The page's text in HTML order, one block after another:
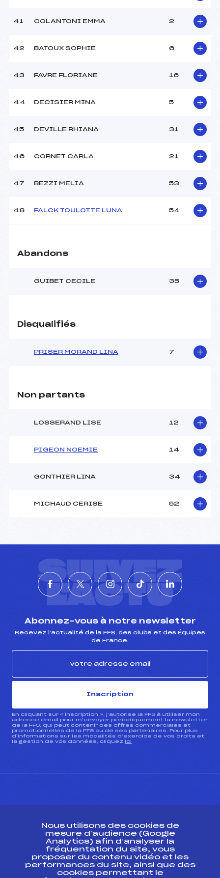
41 COLANTONI EMMA 2
42 BATOUX SOPHIE 6
43 FAVRE FLORIANE 16
44 DECISIER MINA 5
45 DEVILLE RHIANA 31
46 CORNET CARLA 21
47 BEZZI MELIA 53
48 FALCK TOULOTTE LUNA 54
Abandons
GUIBET CECILE 35
Disqualifiés
PRISER MORAND LINA 7
Non partants
LOSSERAND LISE 12
PIGEON NOEMIE 14
GONTHIER LINA 34
MICHAUD CERISE 52
SUIVEZ
L'ACTU
Abonnez-vous à notre newsletter
Recevez l’actualité de la FFS, des clubs et des Équipes
de France.
Inscription
En cliquant sur « inscription », j’autorise la FFS à utiliser mon
adresse email pour m’envoyer périodiquement la newsletter
de la FFS, qui peut contenir des offres commerciales et
promotionnelles de la FFS ou de ses partenaires. Pour plus
d’informations sur les modalités d’exercice de vos droits et
la gestion de vos données, cliquez ici
Ressources
Pass’Neige
Nous utilisons des cookies de
mesure d’audience (Google
Analytics) afin d’analyser la
fréquentation du site, vous
proposer du contenu vidéo et les
performances du site, ainsi que des
cookies permettant le